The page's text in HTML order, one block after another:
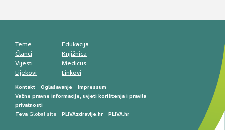
Teme
Članci
Vijesti
Lijekovi
Edukacija
Knjižnica
Medicus
Linkovi
Kontakt Oglašavanje
Impressum
Važne pravne informacije, uvjeti korištenja i pravila
privatnosti
Teva Global site PLIVAzdravlje.hr PLIVA.hr